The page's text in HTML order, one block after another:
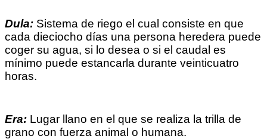
Dula: Sistema de riego el cual consiste en que
cada dieciocho días una persona heredera puede
coger su agua, si lo desea o si el caudal es
mínimo puede estancarla durante veinticuatro
horas.
Era: Lugar llano en el que se realiza la trilla de
grano con fuerza animal o humana.